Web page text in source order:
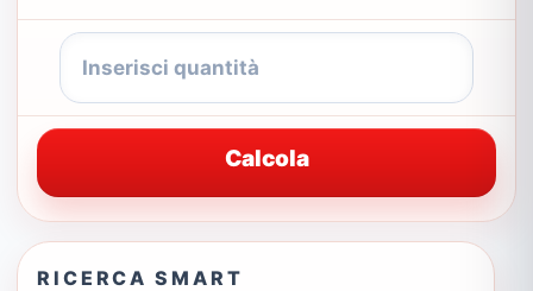
Calcola
RICERCA SMART